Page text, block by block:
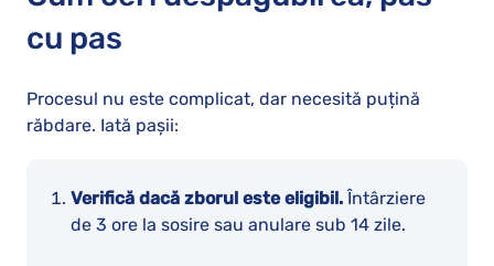
cu pas
Procesul nu este complicat, dar necesită puțină
răbdare. Iată pașii:
Verifică dacă zborul este eligibil. Întârziere
de 3 ore la sosire sau anulare sub 14 zile.